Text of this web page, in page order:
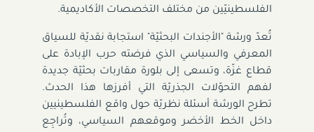
الفلسطينيّين من مختلف التخصصات الأكاديمية.
تُعدّ ورشة "الأجندات البحثيّة" استجابة نقديّة للسياق
المعرفي والسياسي الذي فرضته حرب الإبادة على
قطاع غزّة، وتسعى إلى بلورة مقاربات بحثيّة جديدة
لفهم التحوّلات الجذريّة التي أفرزها هذا الحدث.
تطرح الورشة أسئلة نظريّة حول واقع الفلسطينيين
داخل الخط الأخضر وموقعهم السياسي، وتُراجِع